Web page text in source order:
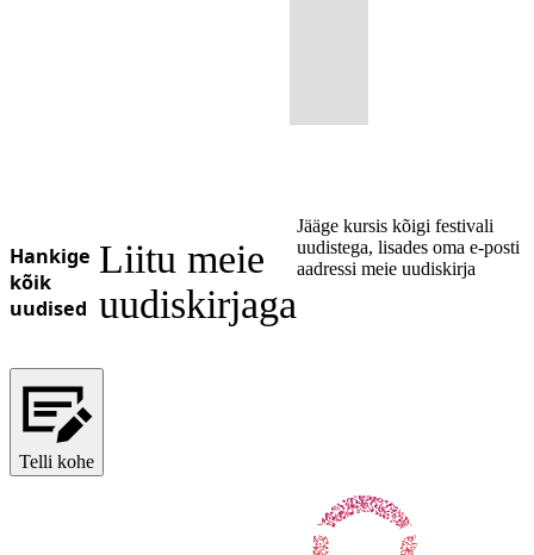
Hankige
kõik
uudised
Liitu meie
uudiskirjaga
Jääge kursis kõigi festivali
uudistega, lisades oma e-posti
aadressi meie uudiskirja
Telli kohe